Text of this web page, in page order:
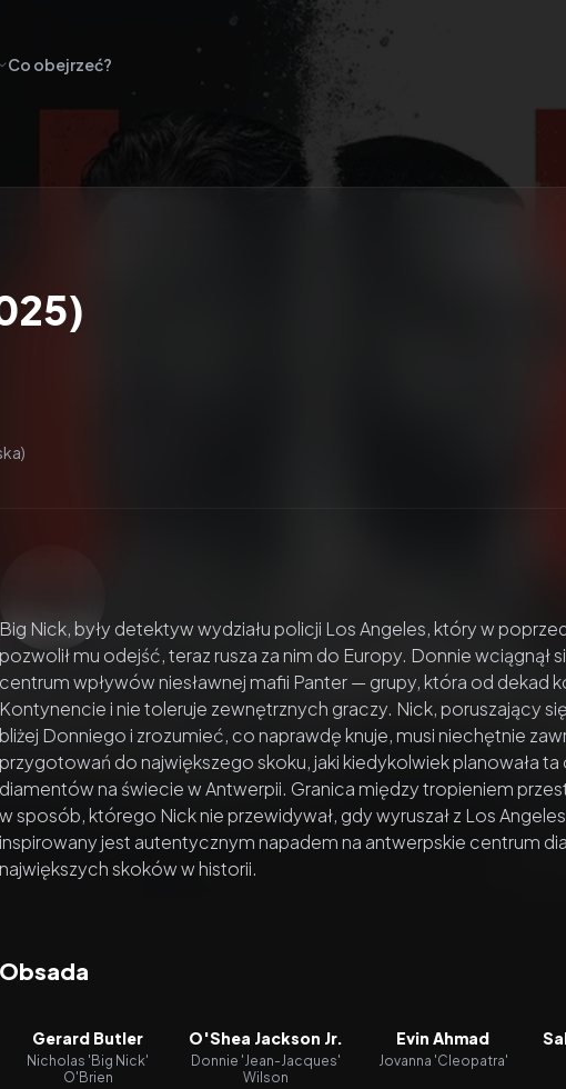
Co obejrzeć?
Big Nick, były detektyw wydziału policji Los Angeles, który w
pozwolił mu odejść, teraz rusza za nim do Europy. Donnie wciągnął
centrum wpływów niesławnej mafii Panter — grupy, która od dekad
Kontynencie i nie toleruje zewnętrznych graczy. Nick, poruszający
bliżej Donniego i zrozumieć, co naprawdę knuje, musi niechętnie
przygotowań do największego skoku, jaki kiedykolwiek planowała
diamentów na świecie w Antwerpii. Granica między tropieniem
w sposób, którego Nick nie przewidywał, gdy wyruszał z Los
inspirowany jest autentycznym napadem na antwerpskie centrum
największych skoków w historii.
Obsada
Gerard Butler
Nicholas 'Big Nick'
O'Brien
O'Shea Jackson Jr.
Donnie 'Jean-Jacques'
Wilson
Evin Ahmad
Jovanna 'Cleopatra'